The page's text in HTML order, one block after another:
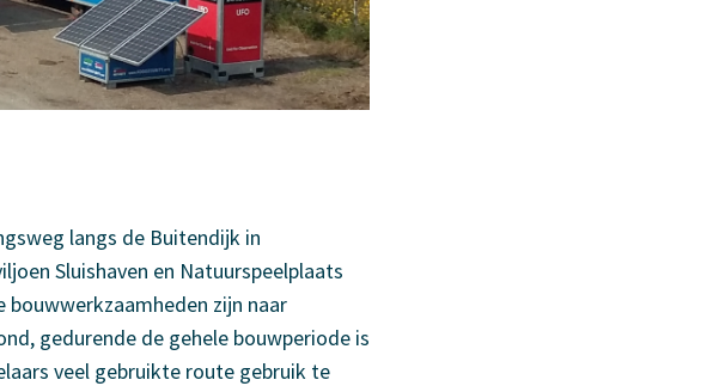
langs de Buitendijk in
Sluishaven en Natuurspeelplaats
bouwwerkzaamheden zijn naar
gedurende de gehele bouwperiode is
veel gebruikte route gebruik te